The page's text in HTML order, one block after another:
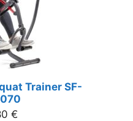
Trainer SF-
€